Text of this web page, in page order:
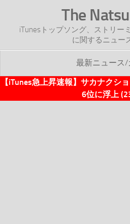
The
iTunesトップソング、ストリー
に関するニュー
最新ニュー
TOP
【iTunes急上昇速報】サカナクシ
6位に浮上